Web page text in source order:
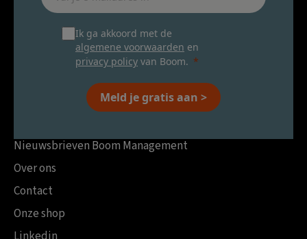
Ik ga akkoord met de
algemene voorwaarden en
privacy policy van Boom.
Meld je gratis aan >
Nieuwsbrieven Boom Management
Over ons
Contact
Onze shop